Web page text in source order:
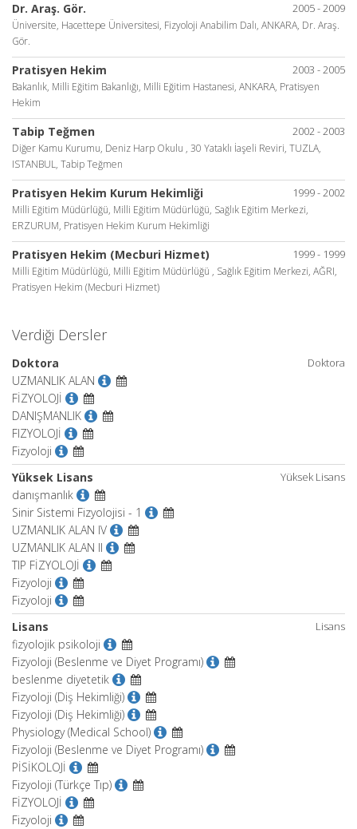
2005 - 2009
Dr. Araş. Gör.
Üniversite, Hacettepe Üniversitesi, Fizyoloji Anabilim Dalı, ANKARA, Dr. Araş.
Gör.
2003 - 2005
Pratisyen Hekim
Bakanlık, Milli Eğitim Bakanlığı, Milli Eğitim Hastanesi, ANKARA, Pratisyen
Hekim
2002 - 2003
Tabip Teğmen
Diğer Kamu Kurumu, Deniz Harp Okulu , 30 Yataklı İaşeli Reviri, TUZLA,
ISTANBUL, Tabip Teğmen
1999 - 2002
Pratisyen Hekim Kurum Hekimliği
Milli Eğitim Müdürlüğü, Milli Eğitim Müdürlüğü, Sağlık Eğitim Merkezi,
ERZURUM, Pratisyen Hekim Kurum Hekimliği
1999 - 1999
Pratisyen Hekim (Mecburi Hizmet)
Milli Eğitim Müdürlüğü, Milli Eğitim Müdürlüğü , Sağlık Eğitim Merkezi, AĞRI,
Pratisyen Hekim (Mecburi Hizmet)
Verdiği Dersler
Doktora
Doktora
UZMANLIK ALAN
FİZYOLOJİ
DANIŞMANLIK
FIZYOLOJİ
Fizyoloji
Yüksek Lisans
Yüksek Lisans
danışmanlık
Sinir Sistemi Fizyolojisi - 1
UZMANLIK ALAN IV
UZMANLIK ALAN II
TIP FİZYOLOJİ
Fizyoloji
Fizyoloji
Lisans
Lisans
fizyolojik psikoloji
Fizyoloji (Beslenme ve Diyet Programı)
beslenme diyetetik
Fizyoloji (Diş Hekimliği)
Fizyoloji (Diş Hekimliği)
Physiology (Medical School)
Fizyoloji (Beslenme ve Diyet Programı)
PİSİKOLOJİ
Fizyoloji (Türkçe Tıp)
FİZYOLOJİ
Fizyoloji